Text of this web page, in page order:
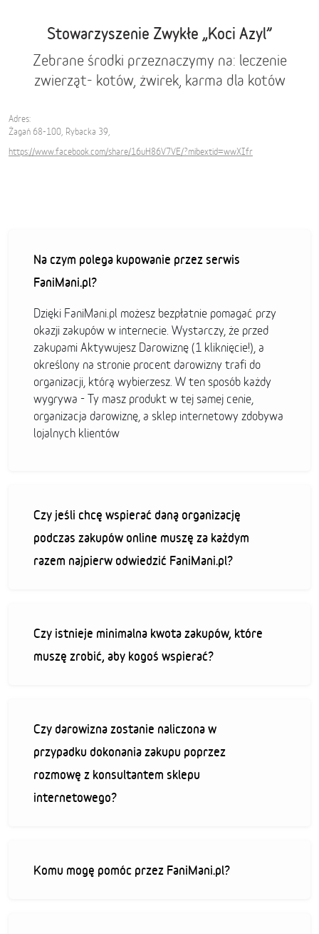
Stowarzyszenie Zwykłe „Koci Azyl”
Zebrane środki przeznaczymy na: leczenie
zwierząt- kotów, żwirek, karma dla kotów
Adres:
Żagań 68-100, Rybacka 39,
https://www.facebook.com/share/16uH86V7VE/?mibextid=wwXIfr
Na czym polega kupowanie przez serwis
FaniMani.pl?
Dzięki FaniMani.pl możesz bezpłatnie pomagać przy
okazji zakupów w internecie. Wystarczy, że przed
zakupami Aktywujesz Darowiznę (1 kliknięcie!), a
określony na stronie procent darowizny trafi do
organizacji, którą wybierzesz. W ten sposób każdy
wygrywa - Ty masz produkt w tej samej cenie,
organizacja darowiznę, a sklep internetowy zdobywa
lojalnych klientów
Czy jeśli chcę wspierać daną organizację
podczas zakupów online muszę za każdym
razem najpierw odwiedzić FaniMani.pl?
Czy istnieje minimalna kwota zakupów, które
muszę zrobić, aby kogoś wspierać?
Czy darowizna zostanie naliczona w
przypadku dokonania zakupu poprzez
rozmowę z konsultantem sklepu
internetowego?
Komu mogę pomóc przez FaniMani.pl?